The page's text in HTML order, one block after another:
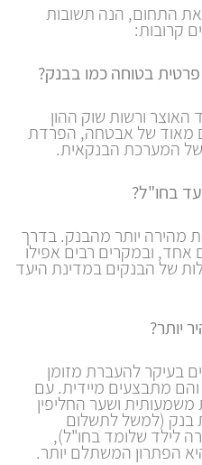
את התחום, הנה תשובות
קרובות:
בטוחה כמו בבנק?
האוצר ורשות שוק ההון
מאוד של אבטחה, הפרדת
של המערכת הבנקאית.
בחו"ל?
מהירה יותר מהבנק. בדרך
אחד, ובמקרים רבים אפילו
של הבנקים במדינת היעד
יותר?
בעיקר להעברת מזומן
מתבצעים מיידית. עם
ושער החליפין
בנק (למשל לתשלום
לילד שלומד בחו"ל),